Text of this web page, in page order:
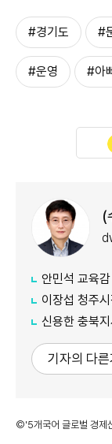
#경기도 #
#운영 #아
(
안민석 교육감 "36
이장섭 청주시장
신용한 충북지사,
기자의 다
©'5개국어 글로벌 경제